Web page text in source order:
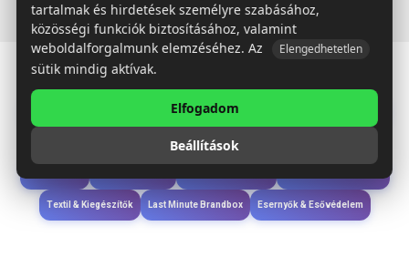
Étkezés & Ivás
Wellness & Ápolás
Textil & Kiegészítők Last Minute Brandbox Esernyők & Esővédelem
tartalmak és hirdetések személyre szabásához,
közösségi funkciók biztosításához, valamint
weboldalforgalmunk elemzéséhez. Az
Elengedhetetlen
sütik mindig aktívak.
Elfogadom
Beállítások